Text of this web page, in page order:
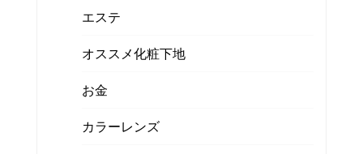
エステ
オススメ化粧下地
お金
カラーレンズ